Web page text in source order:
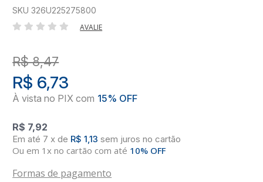
SKU 326U225275800
AVALIE
R$ 8,47
R$ 7,92
R$ 6,73
7 x de R$ 1,13 sem juros no cartão
Ou em 1x no cartão com até 10% OFF
Formas de pagamento